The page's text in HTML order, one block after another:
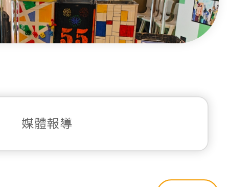
媒體報導